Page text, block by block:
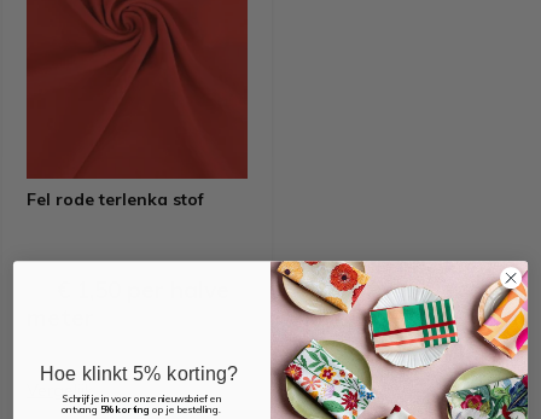
Fel rode terlenka stof
Vergelijk
Hoe klinkt 5% korting?
Schrijf je in voor onze nieuwsbrief en
ontvang 5% kortingop je bestelling.